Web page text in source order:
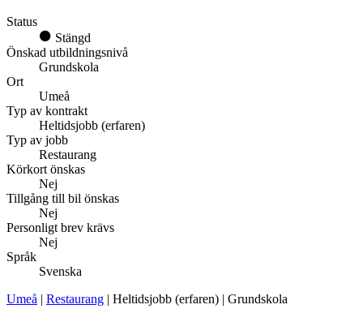
Status
Stängd
Önskad utbildningsnivå
Grundskola
Ort
Umeå
Typ av kontrakt
Heltidsjobb (erfaren)
Typ av jobb
Restaurang
Körkort önskas
Nej
Tillgång till bil önskas
Nej
Personligt brev krävs
Nej
Språk
Svenska
Umeå | Restaurang | Heltidsjobb (erfaren) | Grundskola